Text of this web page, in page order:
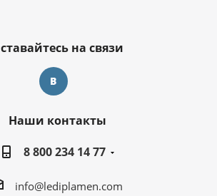
на связи
Наши контакты
8 800 234 14 77
info@lediplamen.com